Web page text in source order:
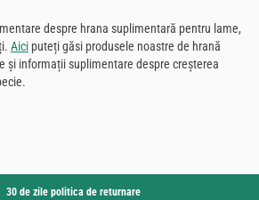
despre hrana suplimentară pentru lame,
Aici puteți găsi produsele noastre de hrană
și informații suplimentare despre creșterea
30 de zile politica de returnare